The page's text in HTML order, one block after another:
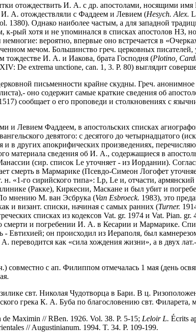
отождествить И. А. с др. апостолами, носящими имя
А. отождествляли c Фаддеем и Левием (Hesych. Alex.
1380). Однако наиболее частым, а для западной
рый хотя и не упоминался в списках апостолов НЗ,
немногие: вероятно, впервые оно встречается в
мечом. Большинство греч. церковных
И. А. и Иакова, брата Господня (Plotino,
De extrema unctione, can. 1, 3. P. 80) выглядит
письменности крайне скудны. Греч.
оно содержит самые краткие сведения об
сообщает о его проповеди и столкновениях с
и Левием Фаддеем, в апостольских списках
девятого: с десятого до четырнадцатого
в других апокрифических произведениях,
материала сведения об И. А., содержащиеся в
(сир. список Le уточняет - из Иордании).
смерть в Мармарике (Псевдо-Симеон Логофет
н. «1-го сирийского типа»: Lp, Le и, отчасти,
(Ракке), Киркесии, Маскане и был убит и
мнению М. ван Эсбрука (Van Esbroeck. 1983), это
и визант. списки, начиная с самых ранних (Turner.
списках из кодексов Vat. gr. 1974 и Vat. Pian.
смерти и погребении И. А. в Кесарии и Мармарике.
Евтихией; он происходил из Иераполя, был
переводится как «сила хождения жизни», а в двух
с ап. Филиппом отмечалась 1 мая (день
свт. Николая Чудотворца в Бари. В ц.
грека К. А. Буба по благословению свт. Филарета,
de Maximin // RBen. 1926. Vol. 38. P. 5-15; Leloir L. Écrits
// Augustinianum. 1994. T. 34. P. 109-199.